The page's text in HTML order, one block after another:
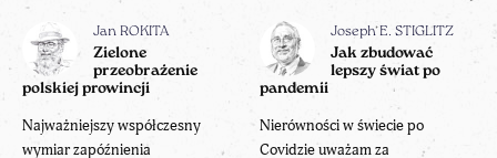
Jan ROKITA
Zielone
przeobrażenie
polskiej prowincji
Najważniejszy współczesny
wymiar zapóźnienia
Joseph E. STIGLITZ
Jak zbudować
lepszy świat po
pandemii
Nierówności w świecie po
Covidzie uważam za